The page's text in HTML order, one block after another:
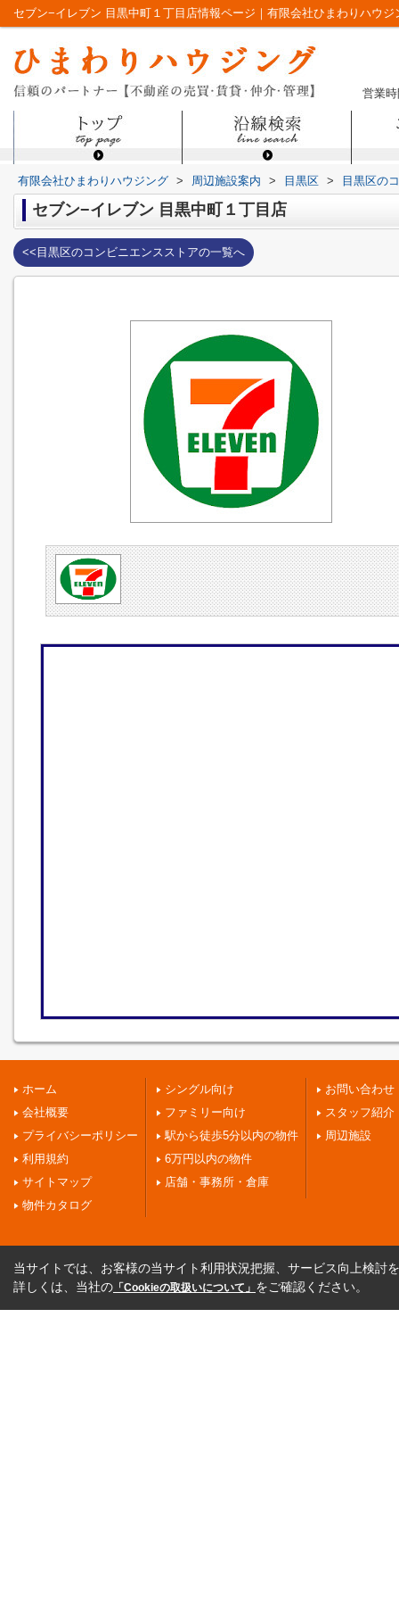
セブン−イレブン 目黒中町１丁目店情報ページ｜有限会社ひまわりハウジ
営業
有限会社ひまわりハウジング > 周辺施設案内 > 目黒区 > 目黒区の
セブン−イレブン 目黒中町１丁目店
<<目黒区のコンビニエンスストアの一覧へ
ホーム
会社概要
プライバシーポリシー
利用規約
サイトマップ
物件カタログ
シングル向け
ファミリー向け
駅から徒歩5分以内の物件
6万円以内の物件
店舗・事務所・倉庫
お問い合わせ
スタッフ紹介
周辺施設
当サイトでは、お客様の当サイト利用状況把握、サービス向上検討
詳しくは、当社の 「Cookieの取扱いについて」 をご確認ください。